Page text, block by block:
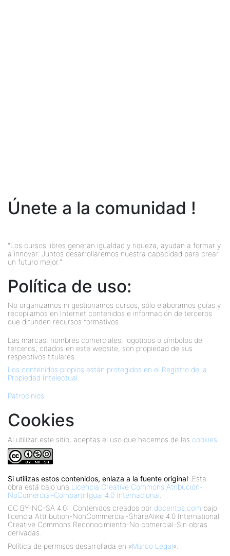
Únete a la comunidad !
"Los cursos libres generan igualdad y riqueza, ayudan a formar y
a innovar. Juntos desarrollaremos nuestra capacidad para crear
un futuro mejor."
Política de uso:
No organizamos ni gestionamos cursos, sólo elaboramos guías y
recopilamos en Internet contenidos e información de terceros
que difunden recursos formativos.
Las marcas, nombres comerciales, logotipos o símbolos de
terceros, citados en este website, son propiedad de sus
respectivos titulares.
Los contenidos propios están protegidos en el Registro de la
Propiedad Intelectual
Patrocinios
Cookies
Al utilizar este sitio, aceptas el uso que hacemos de las cookies
Si utilizas estos contenidos, enlaza a la fuente original: Esta
obra está bajo una Licencia Creative Commons Atribución-
NoComercial-CompartirIgual 4.0 Internacional
CC BY-NC-SA 4.0: Contenidos creados por docentos.com bajo
licencia Attribution-NonCommercial-ShareAlike 4.0 International.
Creative Commons Reconocimiento-No comercial-Sin obras
derivadas.
Política de permisos desarrollada en «Marco Legal«.